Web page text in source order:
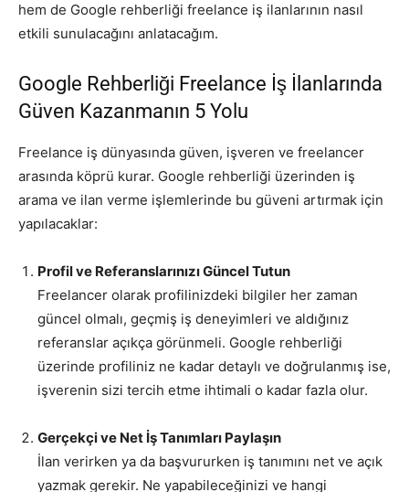
hem de Google rehberliği freelance iş ilanlarının nasıl
etkili sunulacağını anlatacağım.
Google Rehberliği Freelance İş İlanlarında
Güven Kazanmanın 5 Yolu
Freelance iş dünyasında güven, işveren ve freelancer
arasında köprü kurar. Google rehberliği üzerinden iş
arama ve ilan verme işlemlerinde bu güveni artırmak için
yapılacaklar:
Profil ve Referanslarınızı Güncel Tutun
Freelancer olarak profilinizdeki bilgiler her zaman
güncel olmalı, geçmiş iş deneyimleri ve aldığınız
referanslar açıkça görünmeli. Google rehberliği
üzerinde profiliniz ne kadar detaylı ve doğrulanmış ise,
işverenin sizi tercih etme ihtimali o kadar fazla olur.
Gerçekçi ve Net İş Tanımları Paylaşın
İlan verirken ya da başvururken iş tanımını net ve açık
yazmak gerekir. Ne yapabileceğinizi ve hangi